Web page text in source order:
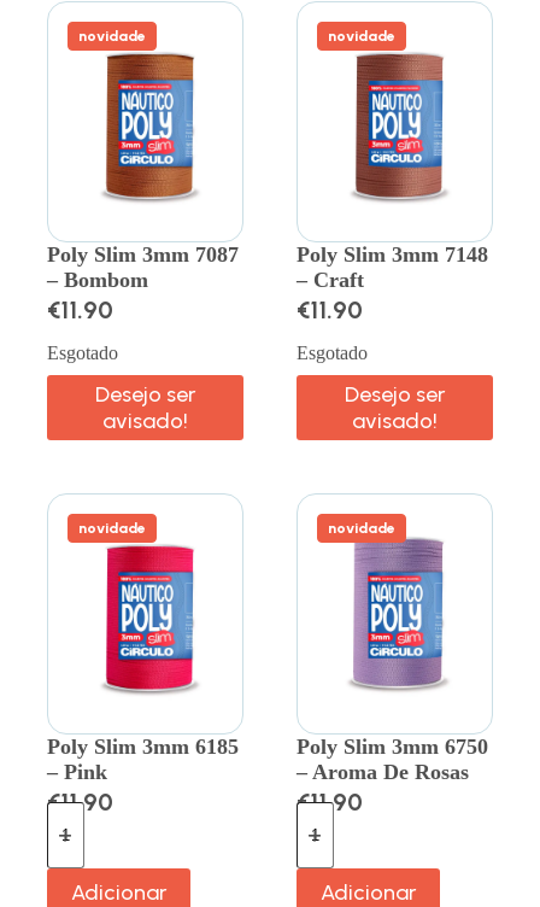
novidade
Poly Slim 3mm 7087
– Bombom
€11.90
Esgotado
Desejo ser
avisado!
novidade
Poly Slim 3mm 7148
– Craft
€11.90
Esgotado
Desejo ser
avisado!
novidade
Poly Slim 3mm 6185
– Pink
€11.90
Adicionar
novidade
Poly Slim 3mm 6750
– Aroma De Rosas
€11.90
Adicionar